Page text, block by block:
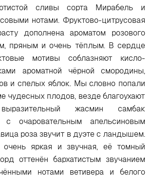
сливы сорта Мирабель и
нотами. Фруктово-цитрусовая
дополнена ароматом розового
пряным и очень тёплым. В сердце
мотивы соблазняют кисло-
ароматной чёрной смородины,
и спелых яблок. Мы словно попали
чудесных плодов, везде благоухают
жасмин самбак
с очаровательным апельсиновым
роза звучит в дуэте с ландышем.
яркая и звучная, её томный
оттенён бархатистым звучанием
нотами ветивера и белого